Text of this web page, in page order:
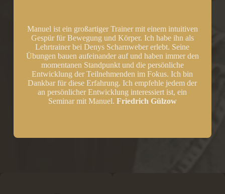
Manuel ist ein großartiger Trainer mit einem intuitiven
Gespür für Bewegung und Körper. Ich habe ihn als
Lehrtrainer bei Denys Scharnweber erlebt. Seine
Übungen bauen aufeinander auf und haben immer den
momentanen Standpunkt und die persönliche
Entwicklung der Teilnehmenden im Fokus. Ich bin
Dankbar für diese Erfahrung. Ich empfehle jedem der
an persönlicher Entwicklung interessiert ist, ein
Seminar mit Manuel. Friedrich Gülzow